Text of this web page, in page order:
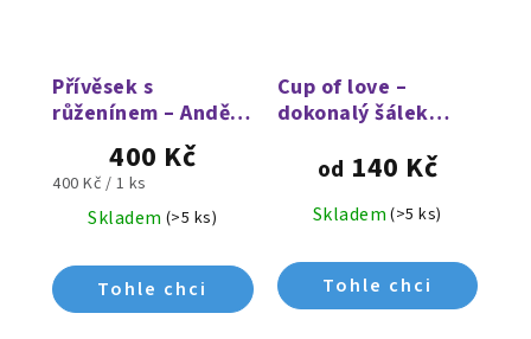
Přívěsek s
růženínem – Anděl
Skladem (>5 ks)
400 Kč
Měrná
cena:
400 Kč / 1 ks
Cup of love –
dokonalý šálek
Skladem (>5 ks)
od 140 Kč